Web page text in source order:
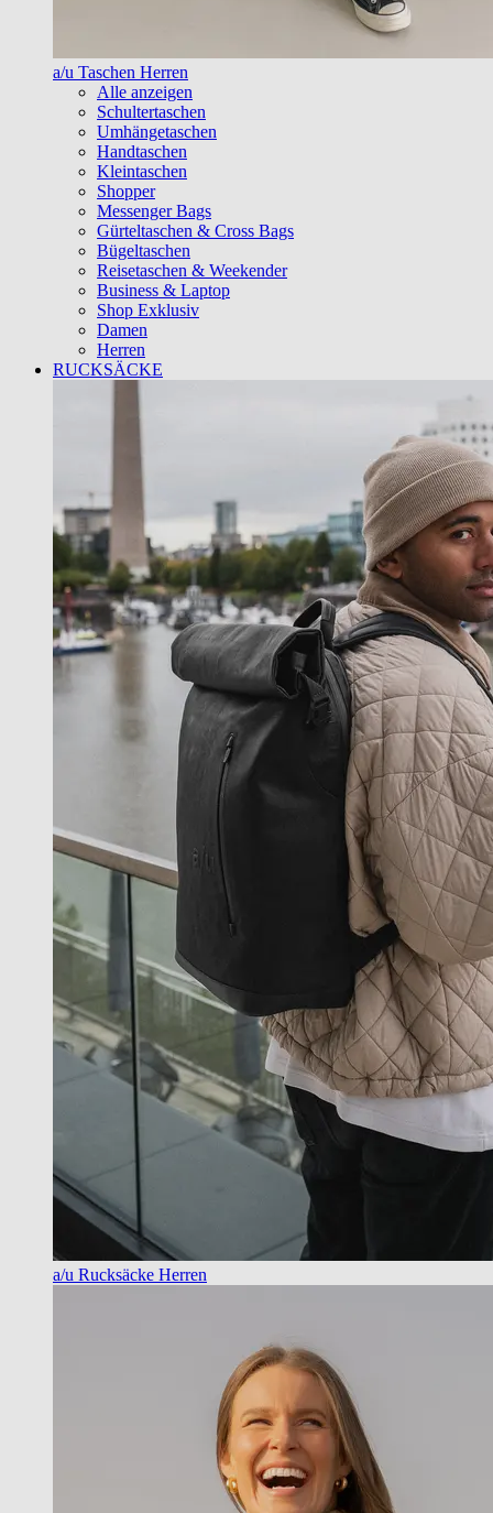
a/u Taschen Herren
Alle anzeigen
Schultertaschen
Umhängetaschen
Handtaschen
Kleintaschen
Shopper
Messenger Bags
Gürteltaschen & Cross Bags
Bügeltaschen
Reisetaschen & Weekender
Business & Laptop
Shop Exklusiv
Damen
Herren
RUCKSÄCKE
a/u Rucksäcke Herren